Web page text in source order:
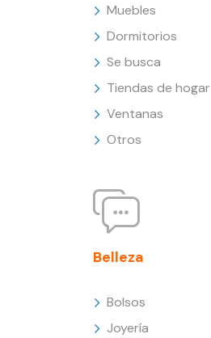
Muebles
Dormitorios
Se busca
Tiendas de hogar
Ventanas
Otros
Belleza
Bolsos
Joyería